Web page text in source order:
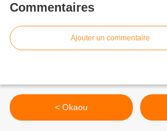
Commentaires
Ajouter un commentaire
< Okaou